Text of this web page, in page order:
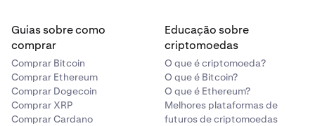
Guias sobre como
comprar
Comprar Bitcoin
Comprar Ethereum
Comprar Dogecoin
Comprar XRP
Comprar Cardano
Educação sobre
criptomoedas
O que é criptomoeda?
O que é Bitcoin?
O que é Ethereum?
Melhores plataformas de
futuros de criptomoedas